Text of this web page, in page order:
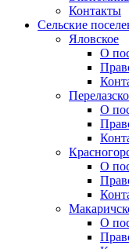
Контакты
Сельские
Яловское
О
О
О
О